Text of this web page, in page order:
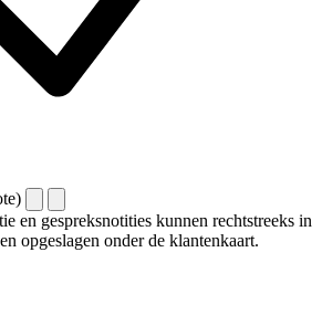
en gespreksnotities kunnen rechtstreeks in
opgeslagen onder de klantenkaart.